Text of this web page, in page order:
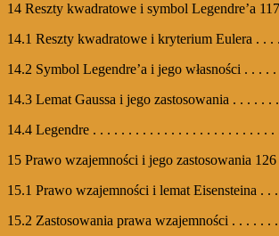
14 Reszty kwadratowe i symbol Legendre’a 117
14.1 Reszty kwadratowe i kryterium Eulera . . .
14.2 Symbol Legendre’a i jego własności . . . .
14.3 Lemat Gaussa i jego zastosowania . . . . . .
14.4 Legendre . . . . . . . . . . . . . . . . . . . . . . . . . .
15 Prawo wzajemności i jego zastosowania 126
15.1 Prawo wzajemności i lemat Eisensteina . .
15.2 Zastosowania prawa wzajemności . . . . . .